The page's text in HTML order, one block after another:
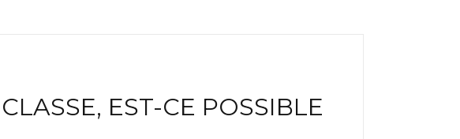
EST-CE POSSIBLE